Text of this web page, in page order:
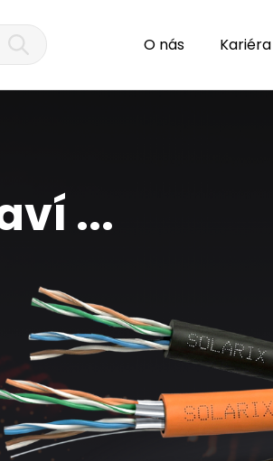
O nás Kariéra
...